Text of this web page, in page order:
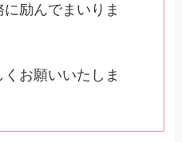
励んでまいりま
お願いいたしま